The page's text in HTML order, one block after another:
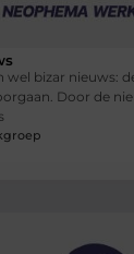
wel bizar nieuws:
Door de